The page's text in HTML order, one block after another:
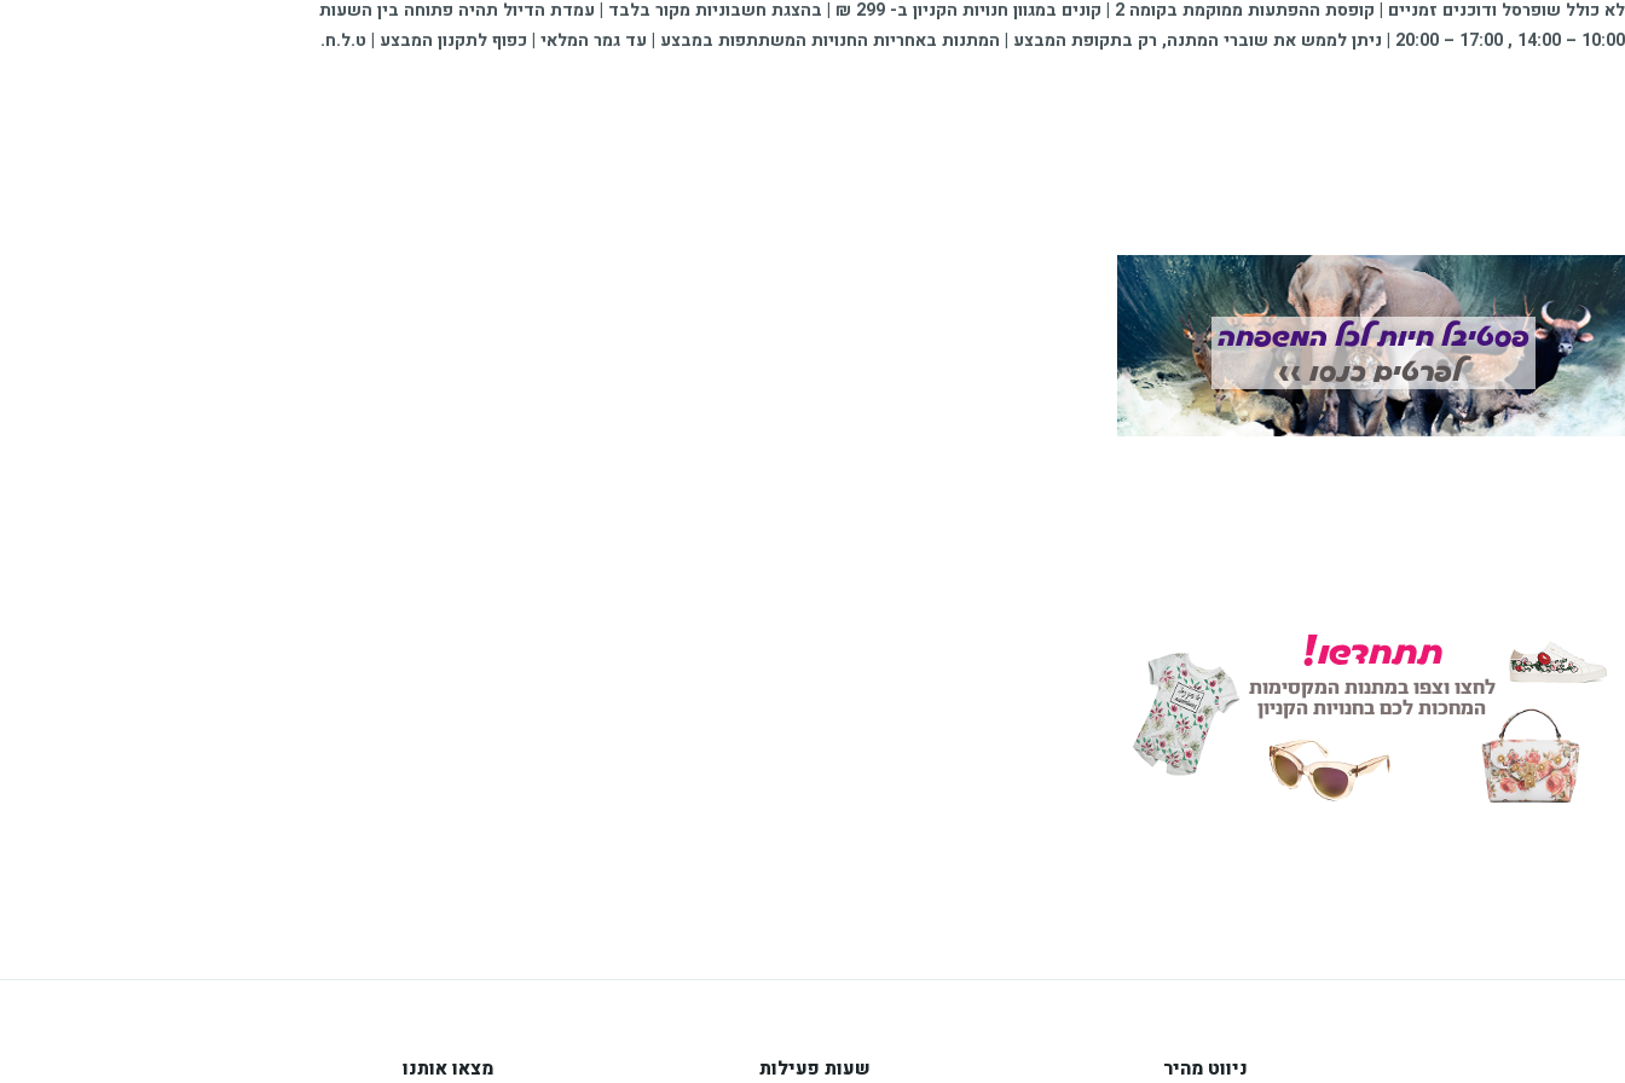
לא כולל שופרסל ודוכנים זמניים | קופסת ההפתעות ממוקמת בקומה 2 | קונים במגוון חנויות הקניון ב- 299 ₪ | בהצגת חשבוניות מקור בלבד | עמדת הדיול תהיה פתוחה בין השעות
10:00 – 14:00 , 17:00 – 20:00 | ניתן לממש את שוברי המתנה, רק בתקופת המבצע | המתנות באחריות החנויות המשתתפות במבצע | עד גמר המלאי | כפוף לתקנון המבצע | ט.ל.ח.
ניווט מהיר שעות פעילות מצאו אותנו